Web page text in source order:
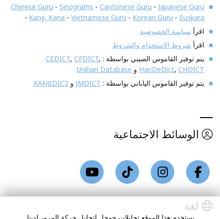
Chinese Guru - Sinograms - Cantonese Guru - Japanese Guru
- Kanji, Kana - Vietnamese Guru - Korean Guru - Euskara
اقرأ سياسة الخصوصية
اقرأ شروط الاستخدام والشروط
يتم توفير القاموس الصيني بواسطة :
CEDICT, CFDICT,
HanDeDict, CHDICT و Unihan Database
يتم توفير القاموس الياباني بواسطة : JMDICT و KANJIDIC2
الوسائط الاجتماعية
لغة